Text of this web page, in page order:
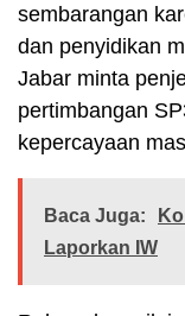
sembarangan
dan penyidikan
Jabar minta
pertimbangan
kepercayaan
Baca Juga:
Laporkan IW